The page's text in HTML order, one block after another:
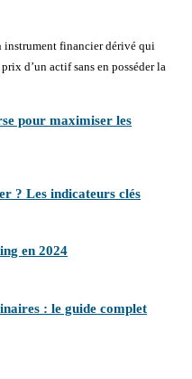
instrument financier dérivé qui
d’un actif sans en posséder la
pour maximiser les
? Les indicateurs clés
en 2024
: le guide complet